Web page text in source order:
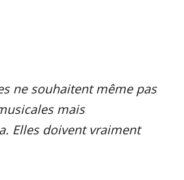
ne souhaitent même pas
mais
Elles doivent vraiment